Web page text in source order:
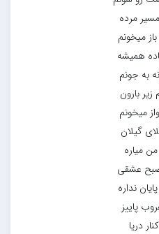
مرده
میخونم
همیشه
به جونم
بارون
میخونم
گیلان
من میاره
عشقی
نداره
پاییز
دریا